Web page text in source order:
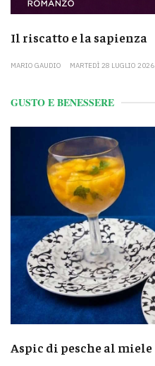
Il riscatto e la sapienza
MARIO GAUDIO MARTEDÌ 28 LUGLIO 2026
GUSTO E BENESSERE
Aspic di pesche al miele